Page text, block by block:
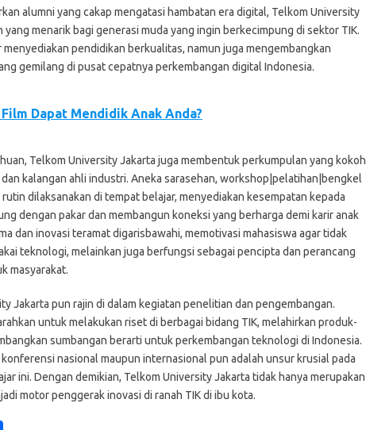
alumni yang cakap mengatasi hambatan era digital, Telkom University
menarik bagi generasi muda yang ingin berkecimpung di sektor TIK.
pendidikan berkualitas, namun juga mengembangkan
gemilang di pusat cepatnya perkembangan digital Indonesia.
Dapat Mendidik Anak Anda?
Telkom University Jakarta juga membentuk perkumpulan yang kokoh
kalangan ahli industri. Aneka sarasehan, workshop|pelatihan|bengkel
dilaksanakan di tempat belajar, menyediakan kesempatan kepada
dengan pakar dan membangun koneksi yang berharga demi karir anak
dan inovasi teramat digarisbawahi, memotivasi mahasiswa agar tidak
teknologi, melainkan juga berfungsi sebagai pencipta dan perancang
masyarakat.
Jakarta pun rajin di dalam kegiatan penelitian dan pengembangan.
untuk melakukan riset di berbagai bidang TIK, melahirkan produk-
sumbangan berarti untuk perkembangan teknologi di Indonesia.
nasional maupun internasional pun adalah unsur krusial pada
ini. Dengan demikian, Telkom University Jakarta tidak hanya merupakan
motor penggerak inovasi di ranah TIK di ibu kota.